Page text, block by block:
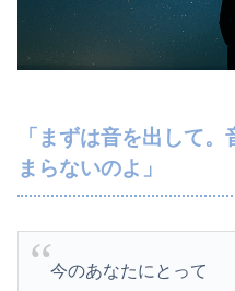
「まずは音を出して
まらないのよ」
今のあなたにとって